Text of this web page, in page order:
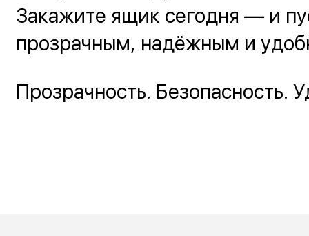
Закажите ящик сегодня — и
прозрачным, надёжным и
Прозрачность. Безопасность.